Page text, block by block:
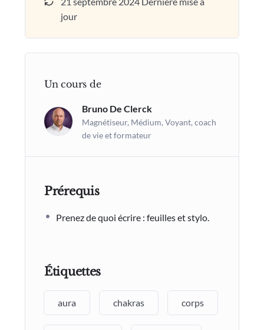
jour
Un cours de
Bruno De Clerck
Magnétiseur, Médium, Voyant, coach
de vie et formateur
Prérequis
Prenez de quoi écrire : feuilles et stylo.
Étiquettes
aura chakras corps